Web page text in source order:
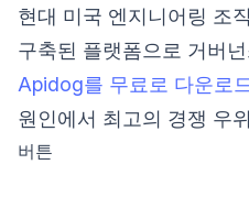
현대 미국 엔지니어링 조
구축된 플랫폼으로 거버
Apidog를 무료로 다운로드
원인에서 최고의 경쟁 우
버튼